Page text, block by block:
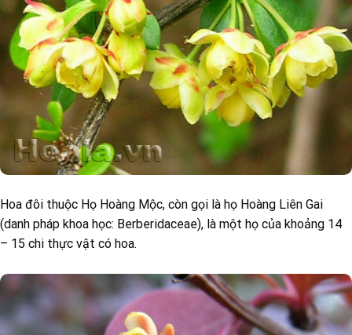
Hoa đôi thuộc Họ Hoàng Mộc, còn gọi là họ Hoàng Liên Gai
(danh pháp khoa học: Berberidaceae), là một họ của khoảng 14
– 15 chi thực vật có hoa.